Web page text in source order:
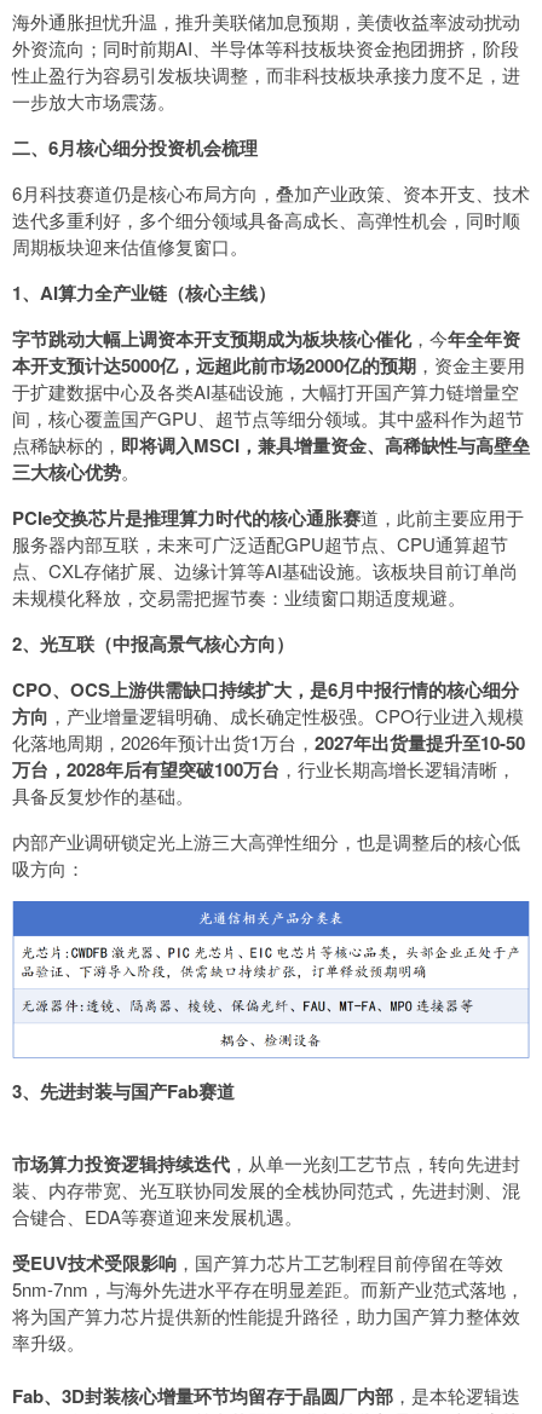
海外通胀担忧升温，推升美联储加息预期，美债收益率波动扰动
外资流向；同时前期AI、半导体等科技板块资金抱团拥挤，阶段
性止盈行为容易引发板块调整，而非科技板块承接力度不足，进
一步放大市场震荡。
二、6月核心细分投资机会梳理
6月科技赛道仍是核心布局方向，叠加产业政策、资本开支、技术
迭代多重利好，多个细分领域具备高成长、高弹性机会，同时顺
周期板块迎来估值修复窗口。
1、AI算力全产业链（核心主线）
字节跳动大幅上调资本开支预期成为板块核心催化，今年全年资
本开支预计达5000亿，远超此前市场2000亿的预期 ，资金主要用
于扩建数据中心及各类AI基础设施，大幅打开国产算力链增量空
间，核心覆盖国产GPU、超节点等细分领域。其中盛科作为超节
点稀缺标的， 即将调入MSCI，兼具增量资金、高稀缺性与高壁垒
三大核心优势。
PCIe交换芯片是推理算力时代的核心通胀赛道，此前主要应用于
服务器内部互联，未来可广泛适配GPU超节点、CPU通算超节
点、CXL存储扩展、边缘计算等AI基础设施。该板块目前订单尚
未规模化释放，交易需把握节奏：业绩窗口期适度规避。
2、光互联（中报高景气核心方向）
CPO、OCS上游供需缺口持续扩大，是6月中报行情的核心细分
方向 ，产业增量逻辑明确、成长确定性极强。CPO行业进入规模
化落地周期，2026年预计出货1万台， 2027年出货量提升至10-50
万台，2028年后有望突破100万台 ，行业长期高增长逻辑清晰，
具备反复炒作的基础。
内部产业调研锁定光上游三大高弹性细分，也是调整后的核心低
吸方向：
3、先进封装与国产Fab赛道
市场算力投资逻辑持续迭代 ，从单一光刻工艺节点，转向先进封
装、内存带宽、光互联协同发展的全栈协同范式，先进封测、混
合键合、EDA等赛道迎来发展机遇。
受EUV技术受限影响 ，国产算力芯片工艺制程目前停留在等效
5nm-7nm，与海外先进水平存在明显差距。而新产业范式落地，
将为国产算力芯片提供新的性能提升路径，助力国产算力整体效
率升级。
Fab、3D封装核心增量环节均留存于晶圆厂内部 ，是本轮逻辑迭